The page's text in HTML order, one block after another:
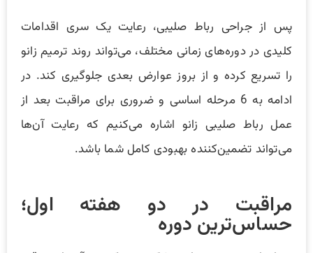
پس از جراحی رباط صلیبی، رعایت یک سری اقدامات
کلیدی در دوره‌های زمانی مختلف، می‌تواند روند ترمیم زانو
را تسریع کرده و از بروز عوارض بعدی جلوگیری کند. در
ادامه به 6 مرحله اساسی و ضروری برای مراقبت بعد از
عمل رباط صلیبی زانو اشاره می‌کنیم که رعایت آن‌ها
می‌تواند تضمین‌کننده بهبودی کامل شما باشد.
مراقبت در دو هفته اول؛
حساس‌ترین دوره